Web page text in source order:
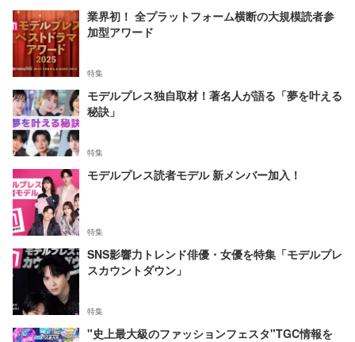
業界初！ 全プラットフォーム横断の大規模読者参
加型アワード
特集
モデルプレス独自取材！著名人が語る「夢を叶える
秘訣」
特集
モデルプレス読者モデル 新メンバー加入！
特集
SNS影響力トレンド俳優・女優を特集「モデルプレ
スカウントダウン」
特集
"史上最大級のファッションフェスタ"TGC情報を